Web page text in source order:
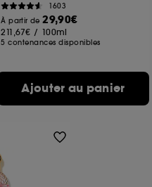
1603
À partir de29,90€
211,67€ / 100ml
5 contenances disponibles
Ajouter au panier